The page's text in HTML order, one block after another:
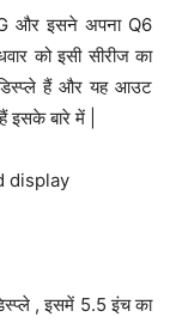
और इसने अपना Q6
को इसी सीरीज का
हैं और यह आउट
बारे में |
, इसमें 5.5 इंच का